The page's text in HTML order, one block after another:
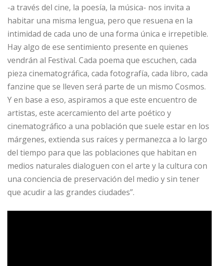
-a través del cine, la poesía, la música- nos invita a
habitar una misma lengua, pero que resuena en la
intimidad de cada uno de una forma única e irrepetible.
Hay algo de ese sentimiento presente en quienes
vendrán al Festival. Cada poema que escuchen, cada
pieza cinematográfica, cada fotografía, cada libro, cada
fanzine que se lleven será parte de un mismo Cosmos.
Y en base a eso, aspiramos a que este encuentro de
artistas, este acercamiento del arte poético y
cinematográfico a una población que suele estar en los
márgenes, extienda sus raíces y permanezca a lo largo
del tiempo para que las poblaciones que habitan en
medios naturales dialoguen con el arte y la cultura con
una conciencia de preservación del medio y sin tener
que acudir a las grandes ciudades”.